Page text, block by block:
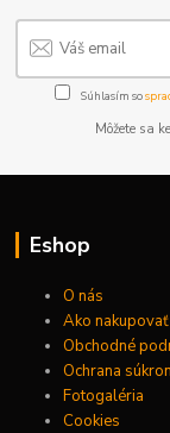
Súhlasím so
Môžete sa
Eshop
O nás
Ako nakupovať
Obchodné
Ochrana
Fotogaléria
Cookies